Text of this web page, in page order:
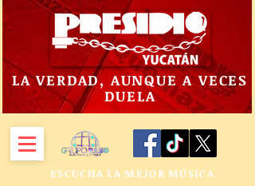
LA VERDAD, AUNQUE A VECES
DUELA
ESCUCHA LA MEJOR MÚSICA